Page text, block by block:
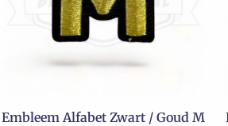
Embleem Alfabet Zwart / Goud M